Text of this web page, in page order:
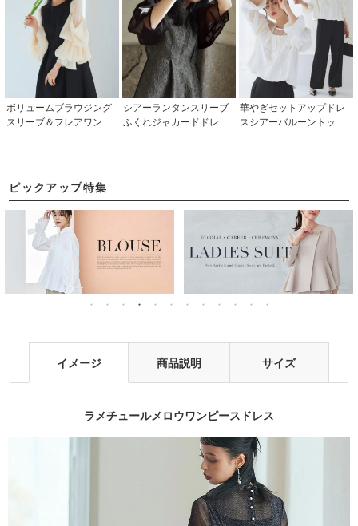
ボリュームブラウジング
スリーブ＆フレアワンピ
ルパーティードレス
シアーランタンスリーブ
ふくれジャカードドレス
華やぎセットアップドレ
スシアーバルーントップ
ピックアップ特集
イメージ 商品説明 サイズ
ラメチュールメロウワンピースドレス